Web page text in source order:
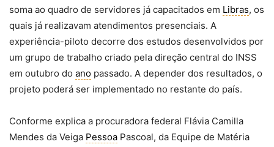
soma ao quadro de servidores já capacitados em Libras, os
quais já realizavam atendimentos presenciais. A
experiência-piloto decorre dos estudos desenvolvidos por
um grupo de trabalho criado pela direção central do INSS
em outubro do ano passado. A depender dos resultados, o
projeto poderá ser implementado no restante do país.
Conforme explica a procuradora federal Flávia Camilla
Mendes da Veiga Pessoa Pascoal, da Equipe de Matéria